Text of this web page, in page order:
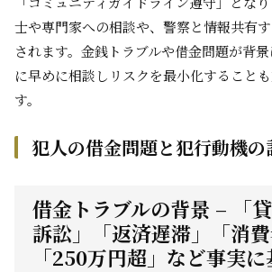
士や専門家への相談や、警察と情報共有
されます。金銭トラブルや借金問題が背
に早めに相談しリスクを最小化すること
す。
犯人の借金問題と犯行動機の
借金トラブルの背景 – 「
訴訟」「返済遅滞」「消費
「250万円超」など事実